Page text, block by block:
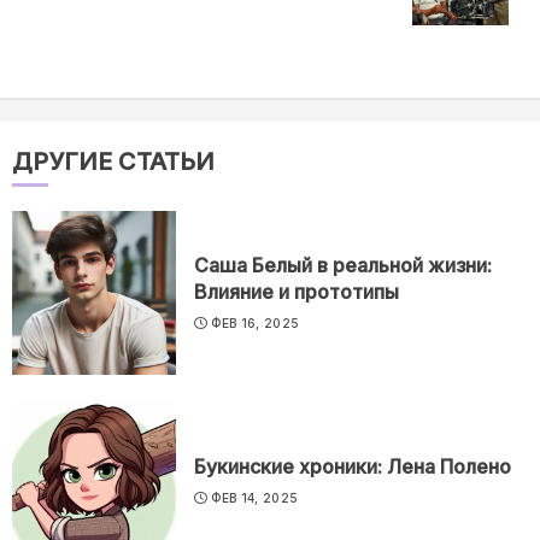
ДРУГИЕ СТАТЬИ
Саша Белый в реальной жизни:
Влияние и прототипы
ФЕВ 16, 2025
Букинские хроники: Лена Полено
ФЕВ 14, 2025